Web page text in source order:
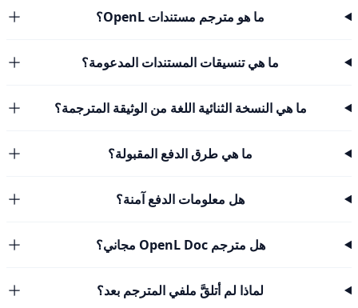
ما هو مترجم مستندات OpenL؟
ما هي تنسيقات المستندات المدعومة؟
ما هي النسخة الثنائية اللغة من الوثيقة المترجمة؟
ما هي طرق الدفع المقبولة؟
هل معلومات الدفع آمنة؟
هل مترجم OpenL Doc مجاني؟
لماذا لم أتلقَّ ملفي المترجم بعد؟